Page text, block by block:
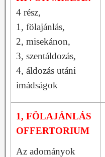
4 rész,
1, fölajánlás,
2, misekánon,
3, szentáldozás,
4, áldozás utáni
imádságok
1, FÖLAJÁNLÁS
OFFERTORIUM
Az adományok